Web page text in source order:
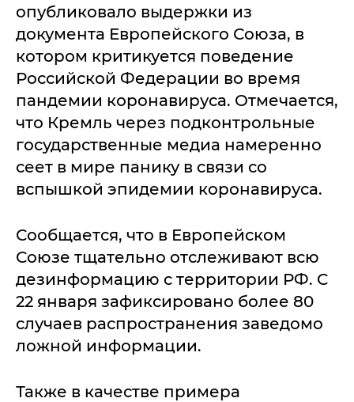
опубликовало выдержки из
документа Европейского Союза, в
котором критикуется поведение
Российской Федерации во время
пандемии коронавируса. Отмечается,
что Кремль через подконтрольные
государственные медиа намеренно
сеет в мире панику в связи со
вспышкой эпидемии коронавируса.
Сообщается, что в Европейском
Союзе тщательно отслеживают всю
дезинформацию с территории РФ. С
22 января зафиксировано более 80
случаев распространения заведомо
ложной информации.
Также в качестве примера